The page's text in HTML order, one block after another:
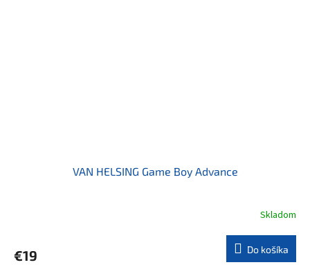
VAN HELSING Game Boy Advance
Skladom
€19 Do košíka